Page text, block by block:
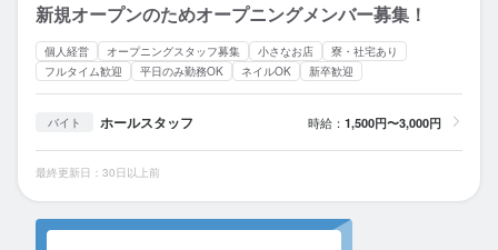
新規オープンのためオープニングメンバー募集！
個人経営 オープニングスタッフ募集 小さなお店
寮・社宅あり
フルタイム歓迎
平日のみ勤務OK ネイルOK 新卒歓迎
バイト ホールスタッフ 時給： 1,500円〜3,000円
最終更新日：30日以上前